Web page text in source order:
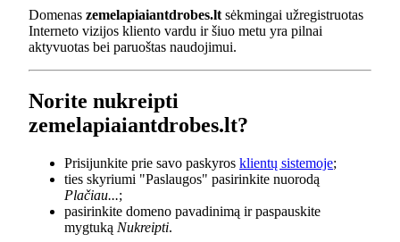
Domenas zemelapiaiantdrobes.lt sėkmingai užregistruotas
Interneto vizijos kliento vardu ir šiuo metu yra pilnai
aktyvuotas bei paruoštas naudojimui.
Norite nukreipti
zemelapiaiantdrobes.lt?
Prisijunkite prie savo paskyros klientų sistemoje;
ties skyriumi "Paslaugos" pasirinkite nuorodą
Plačiau...;
pasirinkite domeno pavadinimą ir paspauskite
mygtuką Nukreipti.